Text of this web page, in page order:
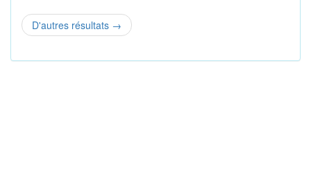
D'autres résultats →